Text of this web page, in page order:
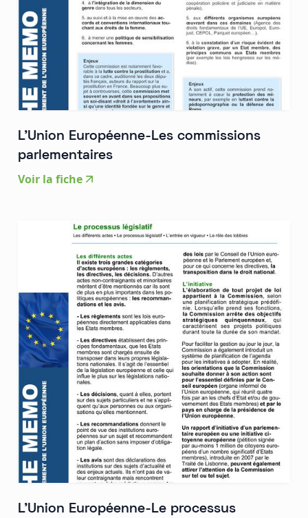
L'Union Européenne-Les commissions
parlementaires
Voir la fiche
L'Union Européenne-Le processus